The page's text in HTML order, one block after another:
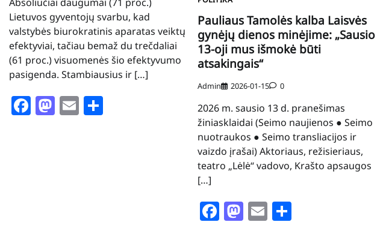
Lietuvos gyventojų svarbu, kad
valstybės biurokratinis aparatas veiktų
efektyviai, tačiau bemaž du trečdaliai
(61 proc.) visuomenės šio efektyvumo
pasigenda. Stambiausius ir […]
Facebook
Mastodon
Email
Pauliaus Tamolės kalba Laisvės
gynėjų dienos minėjime: „Sausio
13-oji mus išmokė būti
atsakingais“
Admin 2026-01-15 0
2026 m. sausio 13 d. pranešimas
žiniasklaidai (Seimo naujienos ● Seimo
nuotraukos ● Seimo transliacijos ir
vaizdo įrašai) Aktoriaus, režisieriaus,
teatro „Lėlė“ vadovo, Krašto apsaugos
[…]
Facebook
Mastodon
Email